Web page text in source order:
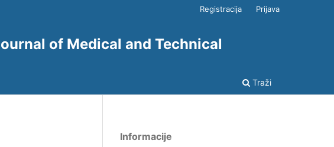
of Medical and Technical
Traži
Registracija Prijava
Informacije